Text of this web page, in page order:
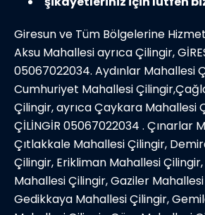
Giresun ve Tüm Bölgelerine
Aksu Mahallesi ayrıca Çilingir,
05067022034. Aydınlar Mahallesi
Cumhuriyet Mahallesi
Çilingir, ayrıca Çaykara Mahallesi
ÇİLİNGİR 05067022034 . Çınarlar
Çıtlakkale Mahallesi Çilingir,
Çilingir, Erikliman Mahallesi
Mahallesi Çilingir, Gaziler
Gedikkaya Mahallesi Çilingir,